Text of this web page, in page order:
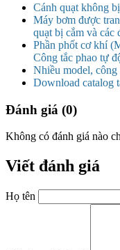
Cánh quạt không
Máy bơm được
quạt bị cắm và các
Phần phốt cơ khí
Công tắc phao tự
Nhiều model,
Download catalog
Đánh giá (0)
Không có đánh giá nào
Viết đánh giá
Họ tên